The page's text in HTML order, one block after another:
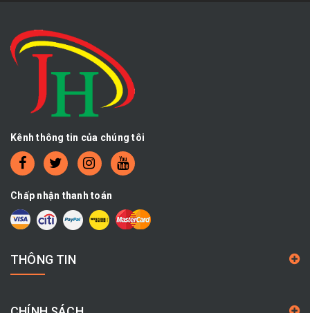
Kênh thông tin của chúng tôi
Chấp nhận thanh toán
THÔNG TIN